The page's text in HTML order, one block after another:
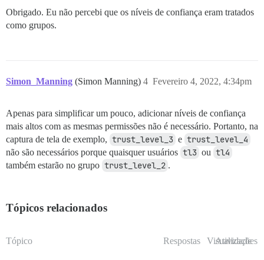
Obrigado. Eu não percebi que os níveis de confiança eram tratados
como grupos.
Simon_Manning (Simon Manning) Fevereiro 4, 2022, 4:34pm
4
Apenas para simplificar um pouco, adicionar níveis de confiança
mais altos com as mesmas permissões não é necessário. Portanto, na
captura de tela de exemplo, trust_level_3 e trust_level_4
não são necessários porque quaisquer usuários tl3 ou tl4
também estarão no grupo trust_level_2 .
Tópicos relacionados
Tópico Respostas Visualizações
Atividade